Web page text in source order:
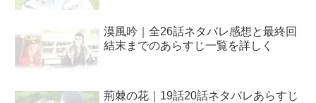
漠風吟｜全26話ネタバレ感想と最終回
結末までのあらすじ一覧を詳しく
荊棘の花｜19話20話ネタバレあらすじ